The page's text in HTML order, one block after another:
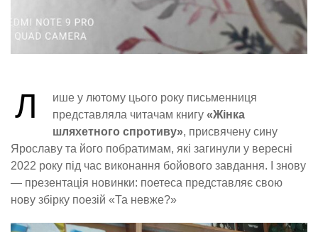
Л
ише у лютому цього року письменниця
представляла читачам книгу «Жінка
шляхетного спротиву», присвячену сину
Ярославу та його побратимам, які загинули у вересні
2022 року під час виконання бойового завдання. І знову
— презентація новинки: поетеса представляє свою
нову збірку поезій «Та невже?»